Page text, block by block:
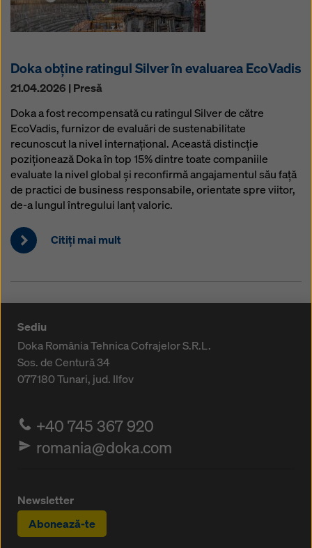
Doka obține ratingul Silver în evaluarea EcoVadis
21.04.2026 | Presă
Doka a fost recompensată cu ratingul Silver de către
EcoVadis, furnizor de evaluări de sustenabilitate
recunoscut la nivel internațional. Această distincție
poziționează Doka în top 15% dintre toate companiile
evaluate la nivel global și reconfirmă angajamentul său față
de practici de business responsabile, orientate spre viitor,
de-a lungul întregului lanț valoric.
Citiţi mai mult
Sediu
Doka România Tehnica Cofrajelor S.R.L.
Sos. de Centură 34
077180Tunari, jud. Ilfov
+40 745 367 920
romania@doka.com
Newsletter
Abonează-te